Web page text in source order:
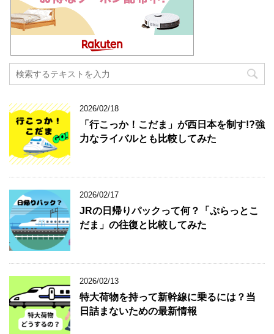
2026/02/18
「行こっか！こだま」が西日本を制す!?強
力なライバルとも比較してみた
2026/02/17
JRの日帰りパックって何？「ぷらっとこ
だま」の往復と比較してみた
2026/02/13
特大荷物を持って新幹線に乗るには？当
日詰まないための最新情報